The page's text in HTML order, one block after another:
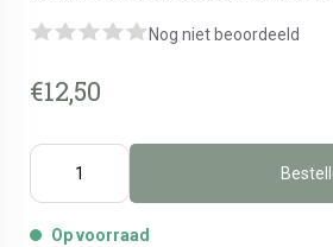
Nog niet beoordeeld
€12,50
Op voorraad